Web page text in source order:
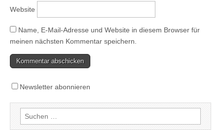
Website
Name, E-Mail-Adresse und Website in diesem Browser für
meinen nächsten Kommentar speichern.
Newsletter abonnieren
Suchen
nach: